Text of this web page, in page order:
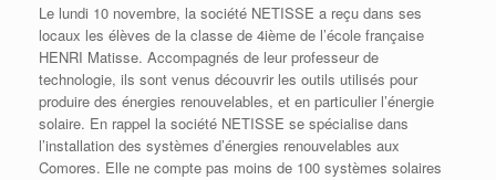
Le lundi 10 novembre, la société NETISSE a reçu dans ses
locaux les élèves de la classe de 4ième de l’école française
HENRI Matisse. Accompagnés de leur professeur de
technologie, ils sont venus découvrir les outils utilisés pour
produire des énergies renouvelables, et en particulier l’énergie
solaire. En rappel la société NETISSE se spécialise dans
l’installation des systèmes d’énergies renouvelables aux
Comores. Elle ne compte pas moins de 100 systèmes solaires